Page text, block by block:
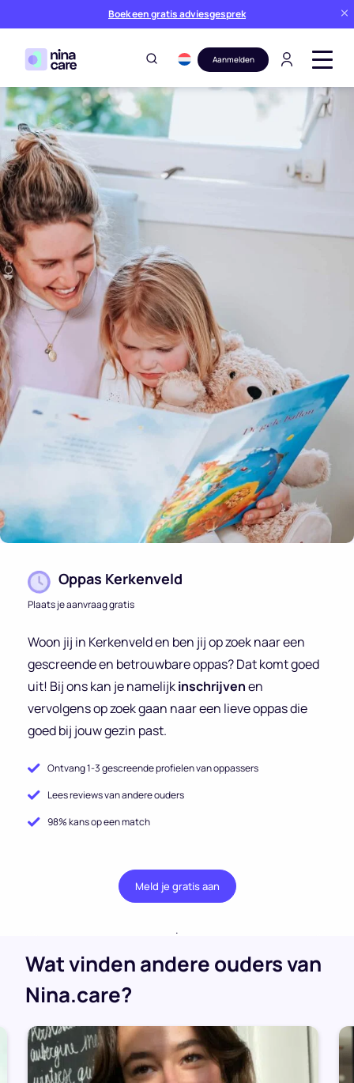
Boek een gratis adviesgesprek
Aanmelden
Oppas Kerkenveld
Plaats je aanvraag gratis
Woon jij in Kerkenveld en ben jij op zoek naar een
gescreende en betrouwbare oppas? Dat komt goed
uit! Bij ons kan je namelijkinschrijvenen
vervolgens op zoek gaan naar een lieve oppas die
goed bij jouw gezin past.
Ontvang 1-3 gescreende profielen van oppassers
Lees reviews van andere ouders
98% kans op een match
Meld je gratis aan
.
Wat vinden andere ouders van
Nina.care?